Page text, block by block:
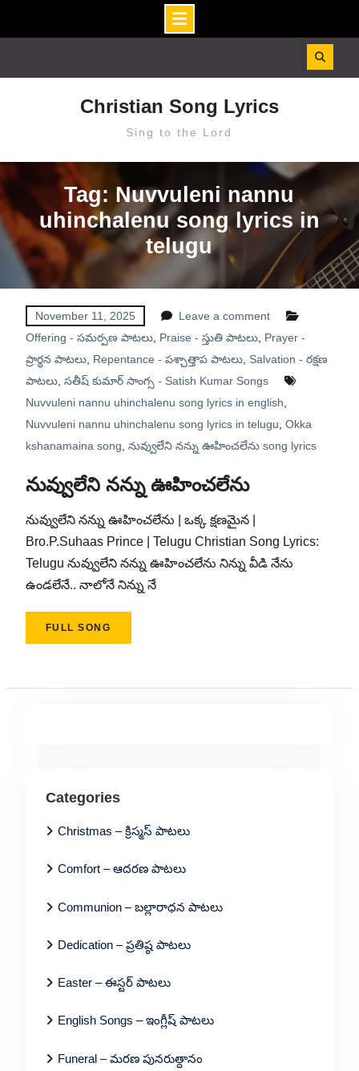
Christian Song Lyrics
Sing to the Lord
Tag: Nuvvuleni nannu
uhinchalenu song lyrics in
telugu
November 11, 2025
Leave a comment
Offering - సమర్పణ పాటలు, Praise - స్తుతి పాటలు, Prayer -
ప్రార్థన పాటలు, Repentance - పశ్చాత్తాప పాటలు, Salvation - రక్షణ
పాటలు, సతీష్ కుమార్ సాంగ్స - Satish Kumar Songs
Nuvvuleni nannu uhinchalenu song lyrics in english
Nuvvuleni nannu uhinchalenu song lyrics in telugu Okka
kshanamaina song నువ్వులేని నన్ను ఊహించలేను song lyrics
నువ్వులేని నన్ను ఊహించలేను
నువ్వులేని నన్ను ఊహించలేను | ఒక్క క్షణమైన |
Bro.P.Suhaas Prince | Telugu Christian Song Lyrics:
Telugu నువ్వులేని నన్ను ఊహించలేను నిన్ను వీడి నేను
ఉండలేనే.. నాలోనే నిన్ను నే
FULL SONG
Categories
Christmas – క్రిస్మస్ పాటలు
Comfort – ఆదరణ పాటలు
Communion – బల్లారాధన పాటలు
Dedication – ప్రతిష్ఠ పాటలు
Easter – ఈస్టర్ పాటలు
English Songs – ఇంగ్లీష్ పాటలు
Funeral – మరణ పునరుత్దానం